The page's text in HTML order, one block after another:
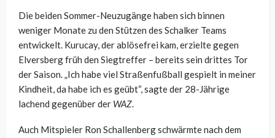
Die beiden Sommer-Neuzugänge haben sich binnen
weniger Monate zu den Stützen des Schalker Teams
entwickelt. Kurucay, der ablösefrei kam, erzielte gegen
Elversberg früh den Siegtreffer – bereits sein drittes Tor
der Saison. „Ich habe viel Straßenfußball gespielt in meiner
Kindheit, da habe ich es geübt“, sagte der 28-Jährige
lachend gegenüber der WAZ.
Auch Mitspieler Ron Schallenberg schwärmte nach dem